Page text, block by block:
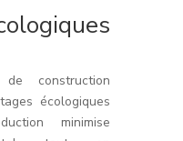
construction
écologiques
minimise